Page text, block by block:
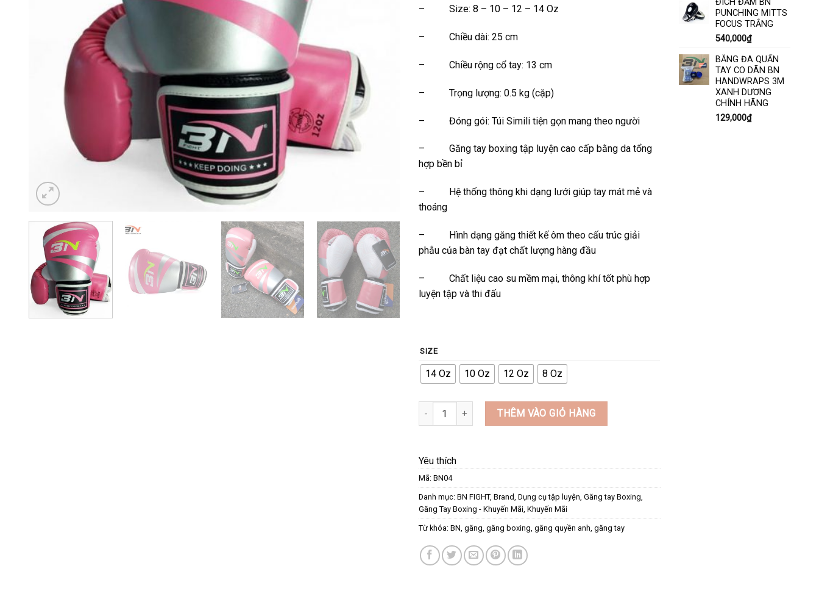
– Size: 8 – 10 – 12 – 14 Oz
– Chiều dài: 25 cm
– Chiều rộng cổ tay: 13 cm
– Trọng lượng: 0.5 kg (cặp)
– Đóng gói: Túi Simili tiện gọn mang theo người
– Găng tay boxing tập luyện cao cấp bằng da tổng
hợp bền bỉ
– Hệ thống thông khi dạng lưới giúp tay mát mẻ và
thoáng
– Hình dạng găng thiết kế ôm theo cấu trúc giải
phẫu của bàn tay đạt chất lượng hàng đầu
– Chất liệu cao su mềm mại, thông khí tốt phù hợp
luyện tập và thi đấu
SIZE
14 Oz 10 Oz 12 Oz 8 Oz
GĂNG TAY BN BOXING GLOVES MÀU HỒNG - PINK số lượng
THÊM VÀO GIỎ HÀNG
Yêu thích
Mã: BN04
Danh mục: BN FIGHT, Brand, Dụng cụ tập luyện, Găng tay Boxing,
Găng Tay Boxing - Khuyến Mãi, Khuyến Mãi
Từ khóa: BN, găng, găng boxing, găng quyền anh, găng tay
PUNCHING MITTS
FOCUS TRẮNG
540,000₫
BĂNG ĐA QUẤN
TAY CO DÃN BN
HANDWRAPS 3M
XANH DƯƠNG
CHÍNH HÃNG
129,000₫